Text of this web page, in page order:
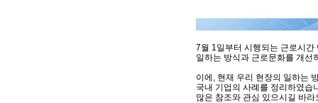
7월 1일부터 시행되는 근로시간
일하는 방식과 근로문화를 개선
이에, 현재 우리 현장의 일하는
국내 기업의 사례를 정리하였
많은 참조와 관심 있으시길 바